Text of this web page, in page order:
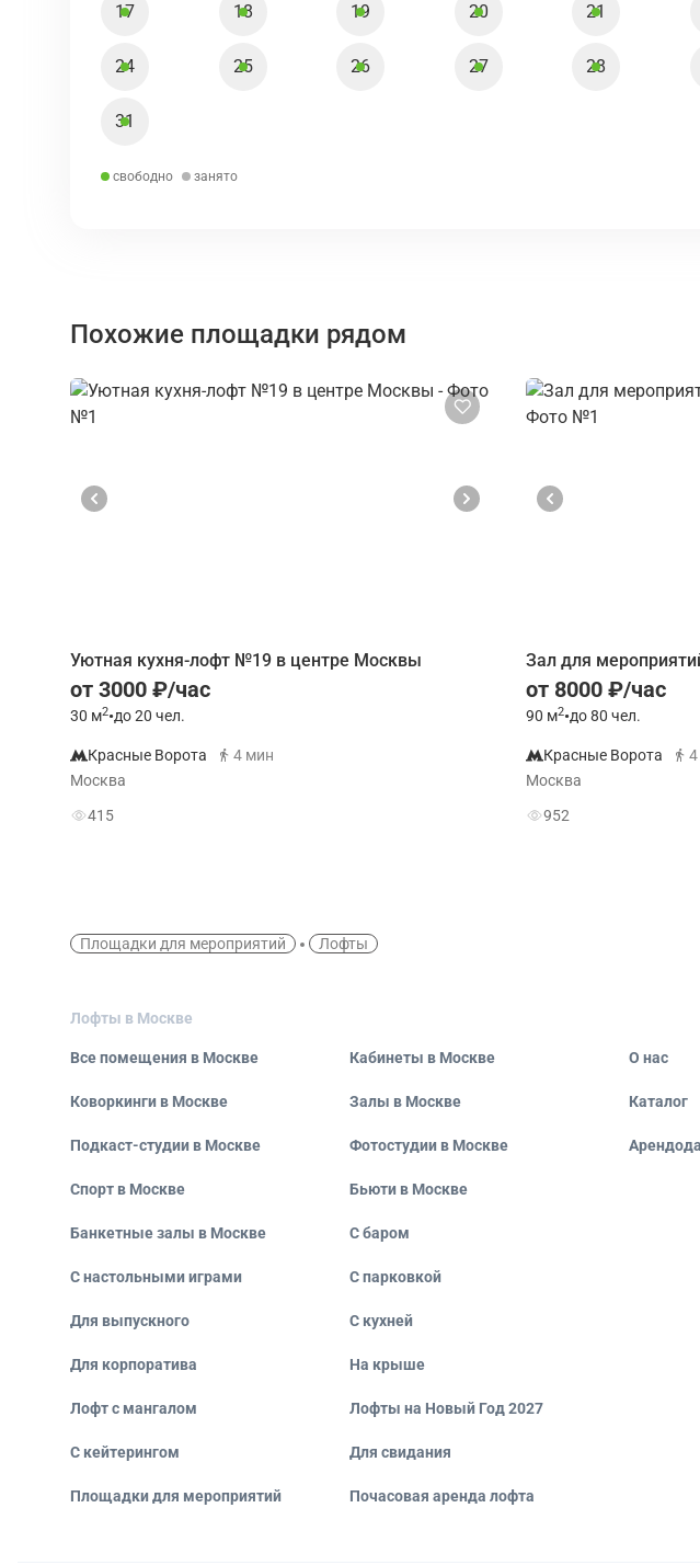
17 18 19 20 21
24 25 26 27 28
31
свободно занято
Похожие площадки рядом
Уютная кухня-лофт №19 в центре Москвы
от 3000 ₽/час
30 м2•до 20 чел.
Красные Ворота
4 мин
Москва
415
Зал для
от 8000 ₽/час
90 м2•до 80 чел.
Красные Ворота
Москва
952
Площадки для мероприятий Лофты
Лофты в Москве
Все помещения в Москве Кабинеты в Москве
Коворкинги в Москве Залы в Москве
Подкаст-студии в Москве Фотостудии в Москве
Спорт в Москве Бьюти в Москве
Банкетные залы в Москве С баром
С настольными играми С парковкой
Для выпускного С кухней
Для корпоратива На крыше
Лофт с мангалом Лофты на Новый Год 2027
С кейтерингом Для свидания
Площадки для мероприятий Почасовая аренда лофта
О нас
Каталог